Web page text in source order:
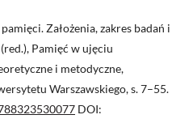
Założenia, zakres badań i
Pamięć w ujęciu
i metodyczne,
Warszawskiego, s. 7–55.
DOI: